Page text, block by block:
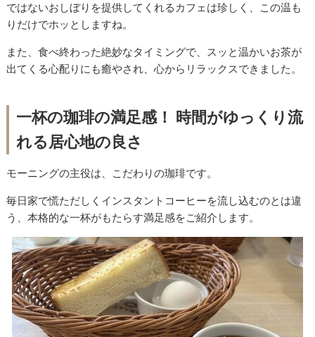
ではないおしぼりを提供してくれるカフェは珍しく、この温も
りだけでホッとしますね。
また、食べ終わった絶妙なタイミングで、スッと温かいお茶が
出てくる心配りにも癒やされ、心からリラックスできました。
一杯の珈琲の満足感！ 時間がゆっくり流
れる居心地の良さ
モーニングの主役は、こだわりの珈琲です。
毎日家で慌ただしくインスタントコーヒーを流し込むのとは違
う、本格的な一杯がもたらす満足感をご紹介します。